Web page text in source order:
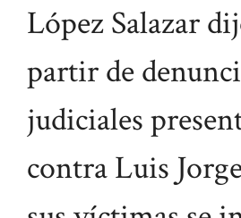
López Salazar
partir de
judiciales
contra Luis